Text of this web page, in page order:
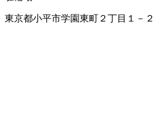
東京都小平市学園東町２丁目１－２